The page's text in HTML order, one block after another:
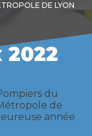
DE LYON
du
de
année